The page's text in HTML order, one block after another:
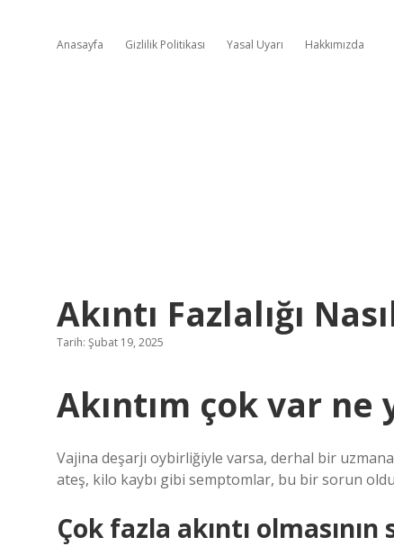
Anasayfa Gizlilik Politikası Yasal Uyarı Hakkımızda
Akıntı Fazlalığı
Tarih: Şubat 19, 2025
Akıntım çok var ne
Vajina deşarjı oybirliğiyle varsa, derhal bir uzmana
ateş, kilo kaybı gibi semptomlar, bu bir sorun
Çok fazla akıntı